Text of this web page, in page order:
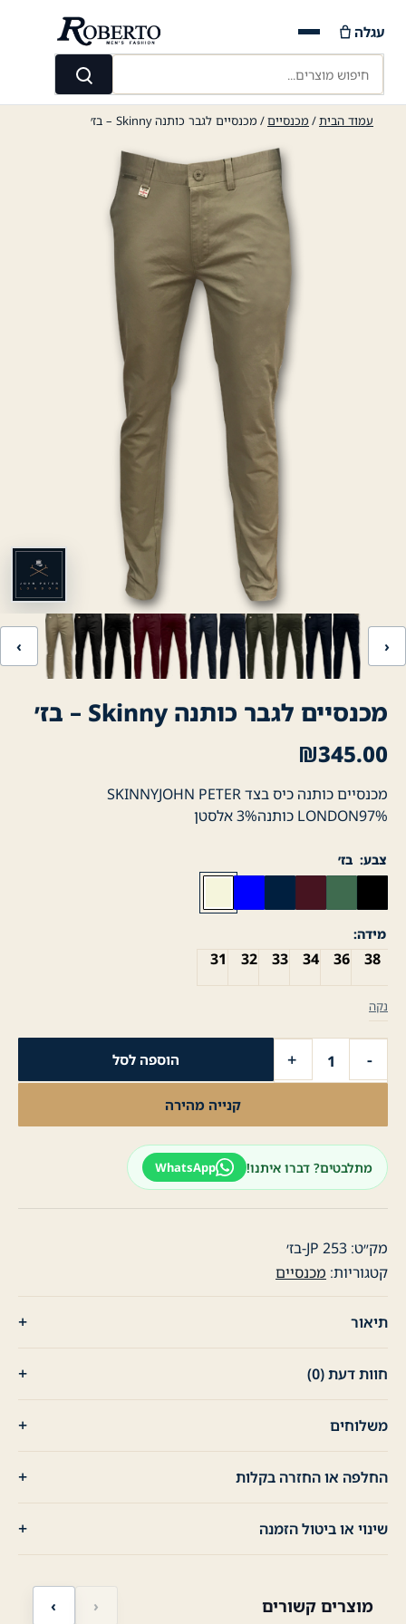
content
חיפוש מוצרים...
חיפוש
עגלה
עמוד הבית/ מכנסיים/ מכנסיים לגבר כותנה Skinny – בז׳
‹ ›
מכנסיים לגבר כותנה Skinny – בז׳
₪345.00
מכנסיים כותנה כיס בצד SKINNYJOHN PETER
LONDON97% כותנה3% אלסטן
צבע בז׳
מידה
31 32 33 34 36 38
נקה
-
של
Skinny
+ הוספה לסל
קנייה מהירה
מתלבטים? דברו איתנו! WhatsApp
מק״ט: JP 253-בז׳
קטגוריות: מכנסיים
תיאור
חוות דעת (0)
משלוחים
החלפה או החזרה בקלות
שינוי או ביטול הזמנה
מוצרים קשורים ‹ ›